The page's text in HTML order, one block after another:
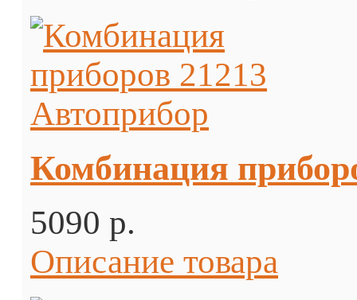
Комбинация
5090 p.
Описание товара